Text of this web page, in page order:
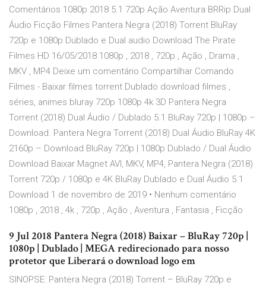
Comentários 1080p 2018 5.1 720p Ação Aventura BRRip Dual
Áudio Ficção Filmes Pantera Negra (2018) Torrent BluRay
720p e 1080p Dublado e Dual audio Download The Pirate
Filmes HD 16/05/2018 1080p , 2018 , 720p , Ação , Drama ,
MKV , MP4 Deixe um comentário Compartilhar Comando
Filmes - Baixar filmes torrent Dublado download filmes ,
séries, animes bluray 720p 1080p 4k 3D Pantera Negra
Torrent (2018) Dual Áudio / Dublado 5.1 BluRay 720p | 1080p –
Download. Pantera Negra Torrent (2018) Dual Áudio BluRay 4K
2160p – Download BluRay 720p | 1080p Dublado / Dual Áudio
Download Baixar Magnet AVI, MKV, MP4, Pantera Negra (2018)
Torrent 720p / 1080p e 4K BluRay Dublado e Dual Áudio 5.1
Download 1 de novembro de 2019 • Nenhum comentário
1080p , 2018 , 4k , 720p , Ação , Aventura , Fantasia , Ficção
9 Jul 2018 Pantera Negra (2018) Baixar – BluRay 720p |
1080p | Dublado | MEGA redirecionado para nosso
protetor que Liberará o download logo em
SINOPSE: Pantera Negra (2018) Torrent – BluRay 720p e